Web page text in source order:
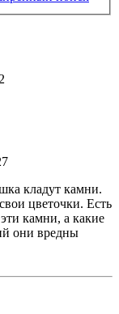
кладут камни.
цветочки. Есть
камни, а какие
они вредны